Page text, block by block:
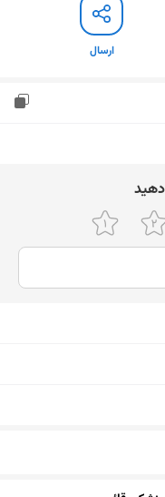
ارسال
دﻫﯿﺪ